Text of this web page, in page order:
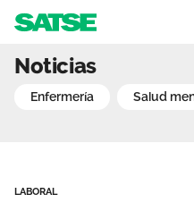
Delegados Sindicales
Aragón
Las
Noticias
enfermería salud
LABORAL